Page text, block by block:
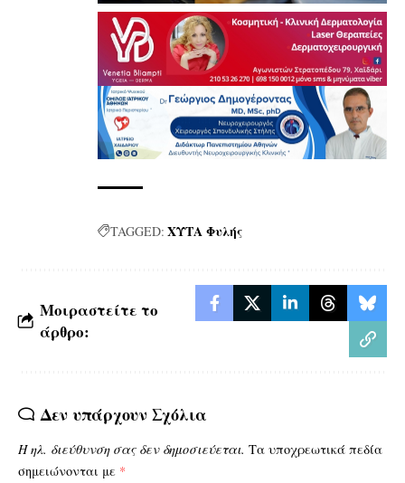
TAGGED: ΧΥΤΑ Φυλής
Μοιραστείτε το
άρθρο:
Δεν υπάρχουν Σχόλια
Η ηλ. διεύθυνση σας δεν δημοσιεύεται. Τα υποχρεωτικά πεδία
σημειώνονται με *